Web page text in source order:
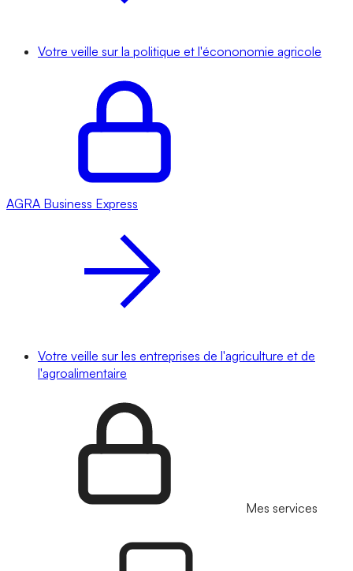
Votre veille sur la politique et l'écononomie agricole
AGRA Business Express
Votre veille sur les entreprises de l'agriculture et de
l'agroalimentaire
Mes services